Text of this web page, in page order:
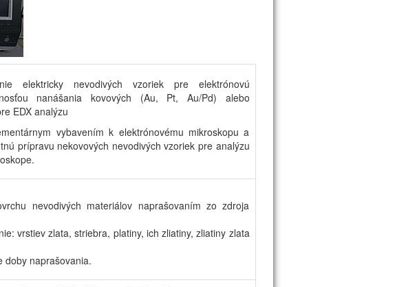
elektricky nevodivých vzoriek pre elektrónovú
nanášania kovových (Au, Pt, Au/Pd) alebo
EDX analýzu
vybavením k elektrónovému mikroskopu a
prípravu nekovových nevodivých vzoriek pre analýzu
.
nevodivých materiálov naprašovaním zo zdroja
vrstiev zlata, striebra, platiny, ich zliatiny, zliatiny zlata
doby naprašovania.